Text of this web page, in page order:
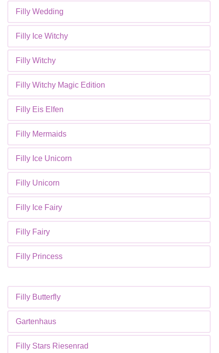
Filly Wedding
Filly Ice Witchy
Filly Witchy
Filly Witchy Magic Edition
Filly Eis Elfen
Filly Mermaids
Filly Ice Unicorn
Filly Unicorn
Filly Ice Fairy
Filly Fairy
Filly Princess
Filly Butterfly
Gartenhaus
Filly Stars Riesenrad